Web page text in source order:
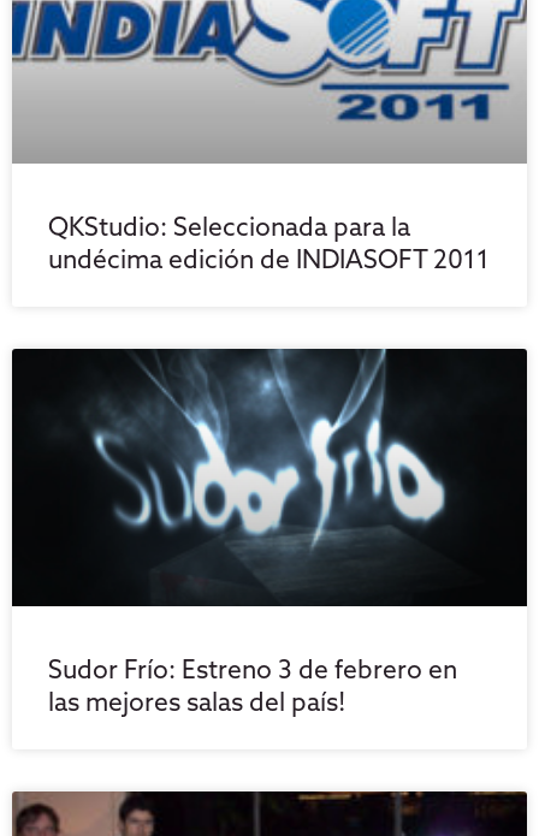
QKStudio: Seleccionada para la
undécima edición de INDIASOFT 2011
Sudor Frío: Estreno 3 de febrero en
las mejores salas del país!